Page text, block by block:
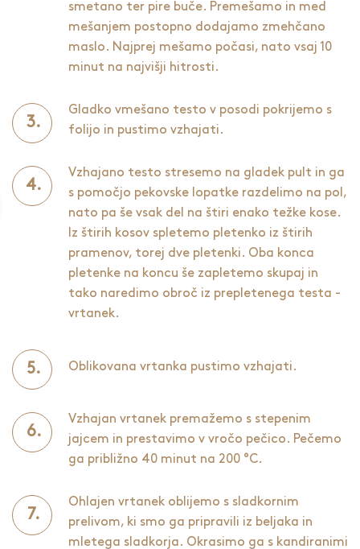
smetano ter pire buče. Premešamo in med
mešanjem postopno dodajamo zmehčano
maslo. Najprej mešamo počasi, nato vsaj 10
minut na najvišji hitrosti.
Gladko vmešano testo v posodi pokrijemo s
folijo in pustimo vzhajati.
Vzhajano testo stresemo na gladek pult in ga
s pomočjo pekovske lopatke razdelimo na pol,
nato pa še vsak del na štiri enako težke kose.
Iz štirih kosov spletemo pletenko iz štirih
pramenov, torej dve pletenki. Oba konca
pletenke na koncu še zapletemo skupaj in
tako naredimo obroč iz prepletenega testa -
vrtanek.
Oblikovana vrtanka pustimo vzhajati.
Vzhajan vrtanek premažemo s stepenim
jajcem in prestavimo v vročo pečico. Pečemo
ga približno 40 minut na 200 °C.
Ohlajen vrtanek oblijemo s sladkornim
prelivom, ki smo ga pripravili iz beljaka in
mletega sladkorja. Okrasimo ga s kandiranimi